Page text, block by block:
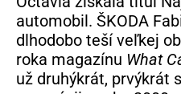
automobil. ŠKODA
dlhodobo teší veľkej
roka magazínu What
už druhýkrát, prvýkrát